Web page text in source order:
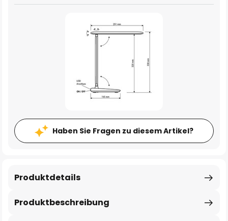
Haben Sie Fragen zu diesem Artikel?
Produktbeschreibung
Produktdetails